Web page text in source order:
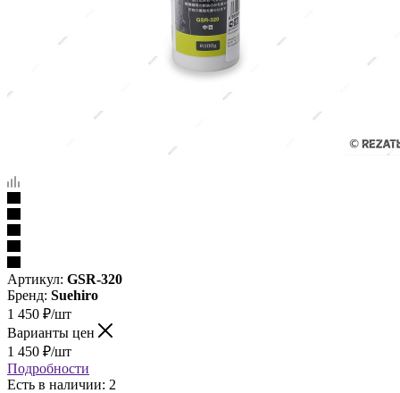
Артикул: GSR-320
Бренд: Suehiro
1 450 ₽/шт
Варианты цен
1 450 ₽/шт
Подробности
Есть в наличии: 2